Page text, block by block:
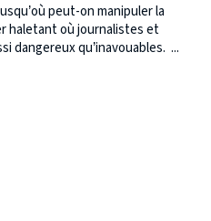
peut-on manipuler la
haletant où journalistes et
dangereux qu’inavouables. ...